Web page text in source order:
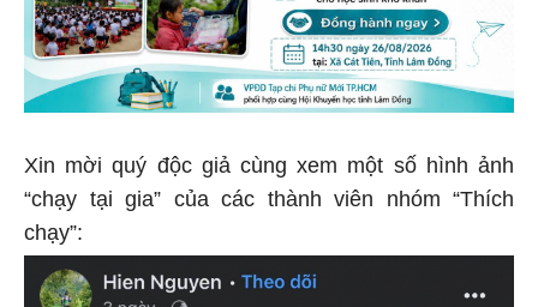
Xin mời quý độc giả cùng xem một số hình ảnh
“chạy tại gia” của các thành viên nhóm “Thích
chạy”: